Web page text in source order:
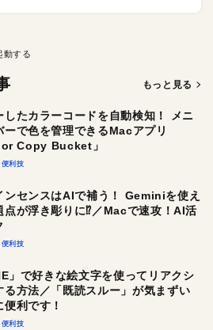
動する
もっと見る
したカラーコードを自動検知！ メニ
ーで色を管理できるMacアプリ
Copy Bucket」
便利技
ンセンスはAIで補う！ Geminiを使え
点が浮き彫りに⁉︎／Macで速攻！AI活
便利技
」で好きな絵文字を使ってリアクシ
る方法／「既読スルー」が気まずい
便利です！
便利技